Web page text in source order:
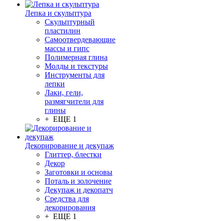
Лепка и скульптура
Скульптурный
пластилин
Самоотвердевающие
массы и гипс
Полимерная глина
Молды и текстуры
Инструменты для
лепки
Лаки, гели,
размягчители для
глины
+ ЕЩЕ 1
Декорирование и декупаж
Глиттер, блестки
Декор
Заготовки и основы
Поталь и золочение
Декупаж и декопатч
Средства для
декорирования
+ ЕЩЕ 1